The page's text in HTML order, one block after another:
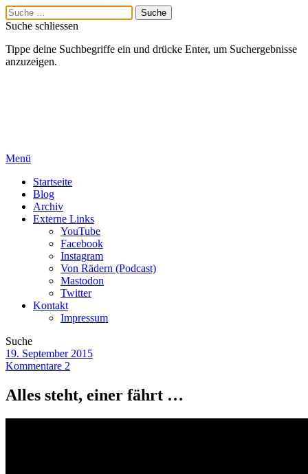
Suche schliessen
Tippe deine Suchbegriffe ein und drücke Enter, um Suchergebnisse
anzuzeigen.
Menü
Startseite
Blog
Archiv
Externe Links
YouTube
Facebook
Instagram
Von Rädern (Podcast)
Mastodon
Twitter
Kontakt
Impressum
Suche
19. September 2015
Kommentare 2
Alles steht, einer fährt …